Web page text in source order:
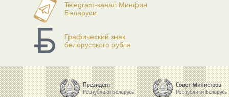
Telegram-канал Минфин
Беларуси
Графический знак
белорусского рубля